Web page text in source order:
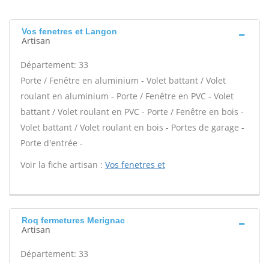
Vos fenetres et Langon
Artisan
Département: 33
Porte / Fenêtre en aluminium - Volet battant / Volet
roulant en aluminium - Porte / Fenêtre en PVC - Volet
battant / Volet roulant en PVC - Porte / Fenêtre en bois -
Volet battant / Volet roulant en bois - Portes de garage -
Porte d'entrée -
Voir la fiche artisan : Vos fenetres et
Roq fermetures Merignac
Artisan
Département: 33